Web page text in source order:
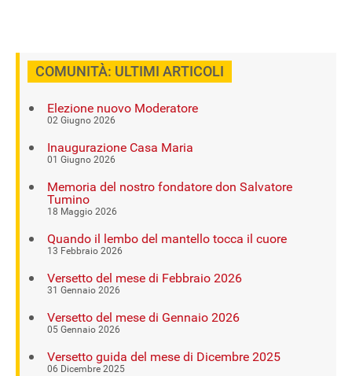
COMUNITÀ: ULTIMI ARTICOLI
Elezione nuovo Moderatore
02 Giugno 2026
Inaugurazione Casa Maria
01 Giugno 2026
Memoria del nostro fondatore don Salvatore
Tumino
18 Maggio 2026
Quando il lembo del mantello tocca il cuore
13 Febbraio 2026
Versetto del mese di Febbraio 2026
31 Gennaio 2026
Versetto del mese di Gennaio 2026
05 Gennaio 2026
Versetto guida del mese di Dicembre 2025
06 Dicembre 2025